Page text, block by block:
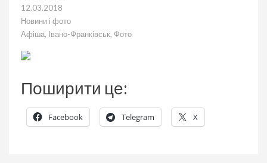
12.03.2018
Новини і фото
Афіша, Івано-Франківськ, Фото
Поширити це:
Facebook Telegram X